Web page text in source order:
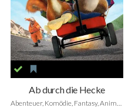
Ab durch die Hecke
Abenteuer, Komödie, Fantasy, Animation, Family